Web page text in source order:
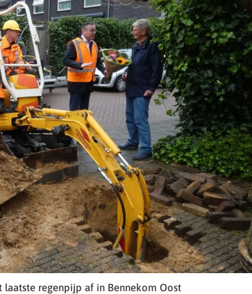
laatste regenpijp af in Bennekom Oost